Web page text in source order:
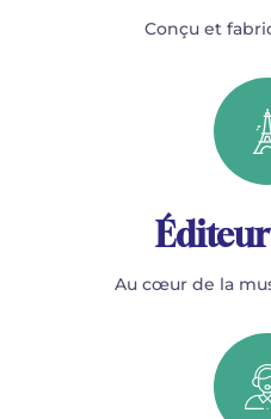
Conçu et
Au cœur de la